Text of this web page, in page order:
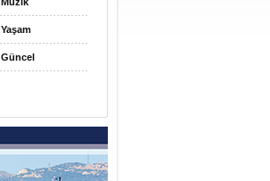
Yaşam
Güncel